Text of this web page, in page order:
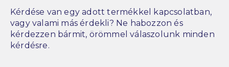
Kérdése van egy adott termékkel kapcsolatban,
vagy valami más érdekli? Ne habozzon és
kérdezzen bármit, örömmel válaszolunk minden
kérdésre.